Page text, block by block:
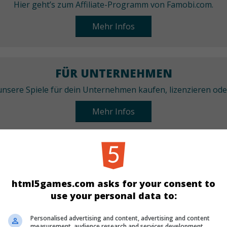
Hier geht’s zum Affiliate-Programm von Famobi.com.
Mehr Infos
FÜR UNTERNEHMEN
Spiele für dein Unternehmen kaufen, lizenzieren
Mehr Infos
KATEGORIEN
Sport
SPRACHEN
html5games.com asks for your consent to
use your personal data to:
Personalised advertising and content, advertising and content